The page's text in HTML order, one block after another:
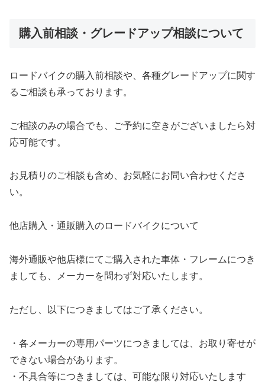
購入前相談・グレードアップ相談について
ロードバイクの購入前相談や、各種グレードアップに関す
るご相談も承っております。
ご相談のみの場合でも、ご予約に空きがございましたら対
応可能です。
お見積りのご相談も含め、お気軽にお問い合わせくださ
い。
他店購入・通販購入のロードバイクについて
海外通販や他店様にてご購入された車体・フレームにつき
ましても、メーカーを問わず対応いたします。
ただし、以下につきましてはご了承ください。
・各メーカーの専用パーツにつきましては、お取り寄せが
できない場合があります。
・不具合等につきましては、可能な限り対応いたします